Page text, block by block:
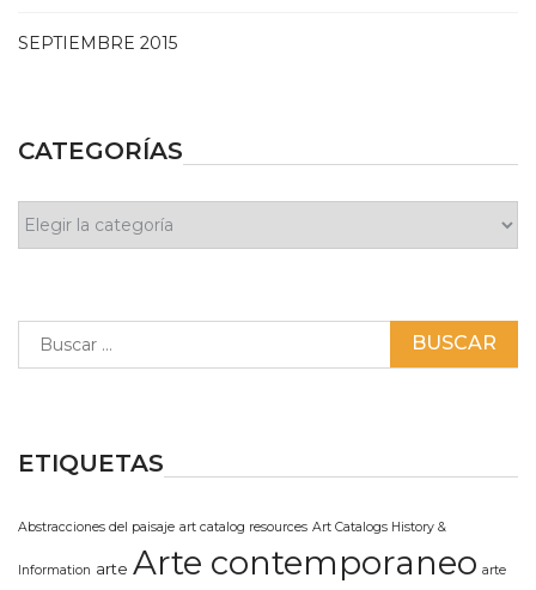
SEPTIEMBRE 2015
CATEGORÍAS
ETIQUETAS
Abstracciones del paisaje art catalog resources Art Catalogs History &
Information arte Arte contemporaneo arte